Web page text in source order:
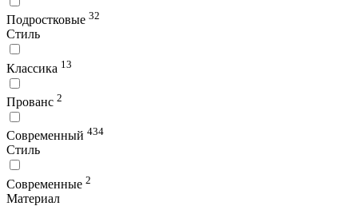
Подростковые 32
Стиль
Классика 13
Прованс 2
Современный 434
Стиль
Современные 2
Материал